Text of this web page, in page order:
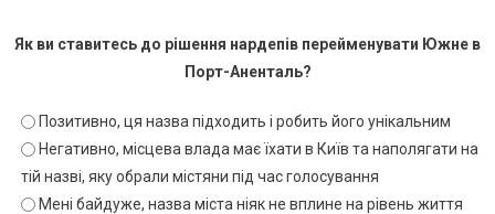
Як ви ставитесь до рішення нардепів перейменувати Южне в
Порт-Аненталь?
Позитивно, ця назва підходить і робить його унікальним
Негативно, місцева влада має їхати в Київ та наполягати на
тій назві, яку обрали містяни під час голосування
Мені байдуже, назва міста ніяк не вплине на рівень життя